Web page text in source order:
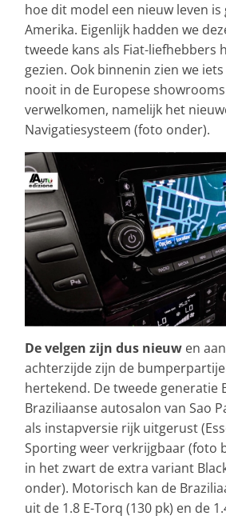
hoe dit model een nieuw leven is
Amerika. Eigenlijk hadden we
tweede kans als Fiat-liefhebbers
gezien. Ook binnenin zien we
nooit in de Europese
verwelkomen, namelijk het
Navigatiesysteem (foto onder).
De velgen zijn dus nieuw en
achterzijde zijn de
hertekend. De tweede generatie
Braziliaanse autosalon van Sao
als instapversie rijk uitgerust
Sporting weer verkrijgbaar (foto
in het zwart de extra variant
onder). Motorisch kan de
uit de 1.8 E-Torq (130 pk) en de